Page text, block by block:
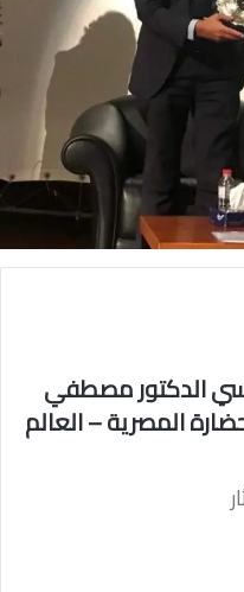
الدكتور مصطفي
المصرية – العالم